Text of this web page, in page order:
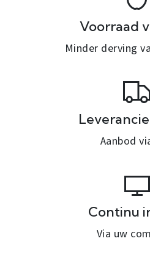
Voorraad
Minder derving
Aanbod
Continu
Via uw